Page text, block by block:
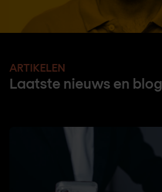
ARTIKELEN
Laatste nieuws en blog